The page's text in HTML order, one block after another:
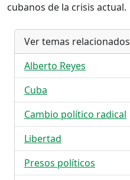
cubanos de la crisis actual.
Ver temas relacionados
Alberto Reyes
Cuba
Cambio político radical
Libertad
Presos políticos